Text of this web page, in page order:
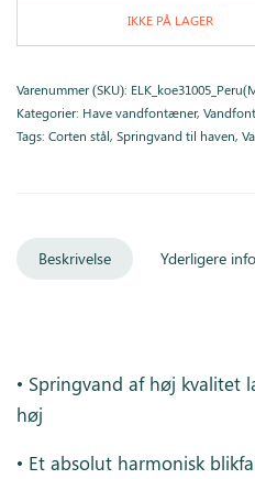
IKKE PÅ LAGER
Varenummer (SKU):
Kategorier: Have vandfontæner,
Tags: Corten stål, Springvand til haven,
Beskrivelse Yderligere
• Springvand af høj kvalitet
høj
• Et absolut harmonisk